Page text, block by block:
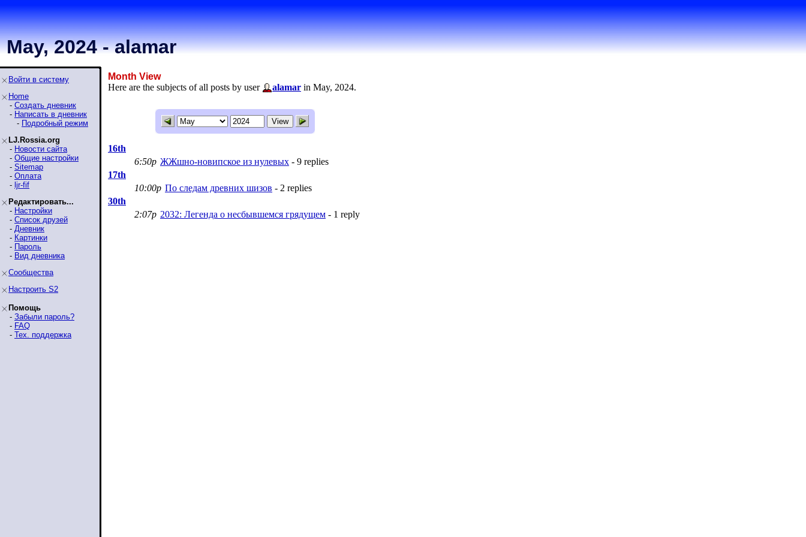
May, 2024 - alamar
Войти в систему
Home
- Создать дневник
- Написать в дневник
- Подробный режим
LJ.Rossia.org
- Новости сайта
- Общие настройки
- Sitemap
- Оплата
- ljr-fif
Редактировать...
- Настройки
- Список друзей
- Дневник
- Картинки
- Пароль
- Вид дневника
Сообщества
Настроить S2
Помощь
- Забыли пароль?
- FAQ
- Тех. поддержка
Month View
Here are the subjects of all posts by user
alamar in May, 2024.
16th
6:50p ЖЖшно-новипское из нулевых - 9 replies
17th
10:00p По следам древних шизов - 2 replies
30th
2:07p 2032: Легенда о несбывшемся грядущем - 1 reply